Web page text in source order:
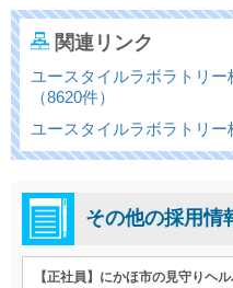
関連リンク
ユースタイルラボラトリ
（8620件）
ユースタイルラボラトリー
その他の採用情
【正社員】にかほ市の見守りヘ